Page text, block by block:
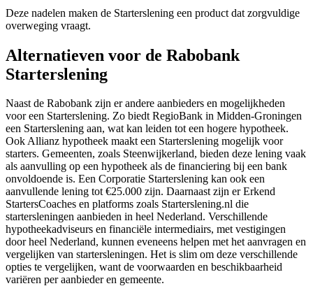
Deze nadelen maken de Starterslening een product dat zorgvuldige
overweging vraagt.
Alternatieven voor de Rabobank
Starterslening
Naast de Rabobank zijn er andere aanbieders en mogelijkheden
voor een Starterslening. Zo biedt RegioBank in Midden-Groningen
een Starterslening aan, wat kan leiden tot een hogere hypotheek.
Ook Allianz hypotheek maakt een Starterslening mogelijk voor
starters. Gemeenten, zoals Steenwijkerland, bieden deze lening vaak
als aanvulling op een hypotheek als de financiering bij een bank
onvoldoende is. Een Corporatie Starterslening kan ook een
aanvullende lening tot €25.000 zijn. Daarnaast zijn er Erkend
StartersCoaches en platforms zoals Starterslening.nl die
startersleningen aanbieden in heel Nederland. Verschillende
hypotheekadviseurs en financiële intermediairs, met vestigingen
door heel Nederland, kunnen eveneens helpen met het aanvragen en
vergelijken van startersleningen. Het is slim om deze verschillende
opties te vergelijken, want de voorwaarden en beschikbaarheid
variëren per aanbieder en gemeente.